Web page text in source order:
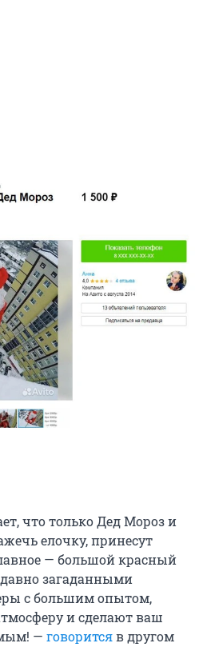
что только Дед Мороз и
елочку, принесут
— большой красный
загаданными
с большим опытом,
и сделают ваш
— говоритсяв другом